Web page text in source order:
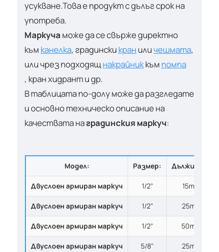
усукване.Това е продукт с дълъг срок на
употреба.
Маркуча може да се свърже директно
към канелка, градински кран иличешмата,
или чрез подходящнакрайниккъм помпа
, кран хидрант и др.
В таблицата по-долу може да разгледате
и основно техническо описание на
качествата наградинския маркуч:
Модел: Размер: Дължина:
Двуслоен армиран маркуч 1/2" 15m
Двуслоен армиран маркуч 1/2" 25m
Двуслоен армиран маркуч 1/2" 50m
Двуслоен армиран маркуч 5/8" 25m